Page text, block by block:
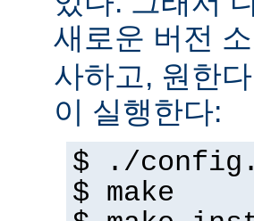
새로운 버전
사하고, 원한
이 실행한다:
$ ./
$ make